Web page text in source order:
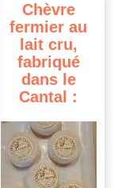
Chèvre
fermier au
lait cru,
fabriqué
dans le
Cantal :